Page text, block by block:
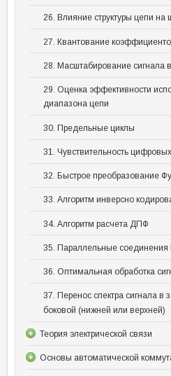
26. Влияние структуры цепи на
27. Квантование
28. Масштабирование сигнала
29. Оценка эффективности
диапазона цепи
30. Предельные циклы
31. Чувствительность
32. Быстрое преобразование
33. Алгоритм инверсно
34. Алгоритм расчета ДПФ
35. Параллельные
36. Оптимальная обработка
37. Перенос спектра сигнала
боковой (нижней или верхней)
Теория электрической связи
Основы автоматической